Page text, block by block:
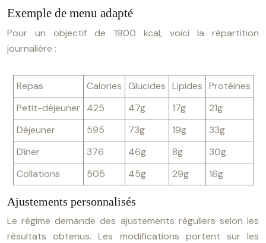
Exemple de menu adapté
Pour un objectif de 1900 kcal, voici la répartition
journalière :
Repas Calories Glucides Lipides Protéines
Petit-déjeuner 425 47g 17g
21g
Déjeuner
595 73g 19g
33g
Dîner
376 46g 8g
30g
Collations
505 45g 29g 16g
Ajustements personnalisés
Le régime demande des ajustements réguliers selon les
résultats obtenus. Les modifications portent sur les